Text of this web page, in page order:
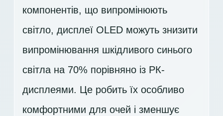
компонентів, що випромінюють
світло, дисплеї OLED можуть знизити
випромінювання шкідливого синього
світла на 70% порівняно із РК-
дисплеями. Це робить їх особливо
комфортними для очей і зменшує